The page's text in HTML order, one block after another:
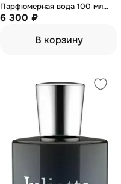
Парфюмерная вода 100 мл
(тестер)
6 300 ₽
В корзину